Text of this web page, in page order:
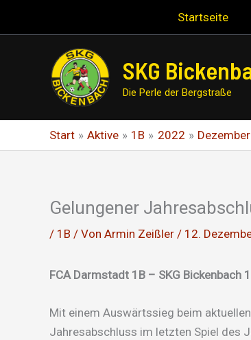
Startseite
SKG
Die Perle der Bergstraße
Start Aktive 1B 2022 Dezember
Gelungener
/ 1B / Von Armin Zeißler / 12.
FCA Darmstadt 1B – SKG Bickenbach
Mit einem Auswärtssieg beim
Jahresabschluss im letzten Spiel des